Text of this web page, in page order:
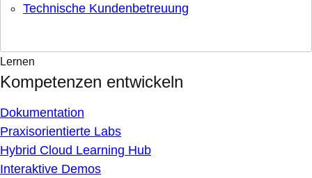
Technische Kundenbetreuung
Lernen
Kompetenzen entwickeln
Dokumentation
Praxisorientierte Labs
Hybrid Cloud Learning Hub
Interaktive Demos